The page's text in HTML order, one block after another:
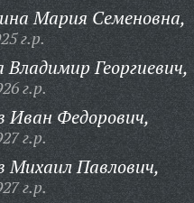
Мария Семеновна,
г.р.
Владимир Георгиевич,
г.р.
Иван Федорович,
г.р.
Михаил Павлович,
г.р.